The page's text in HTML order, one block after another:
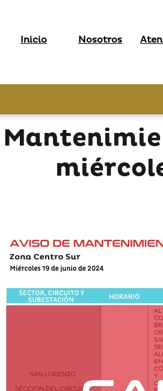
Inicio Nosotros